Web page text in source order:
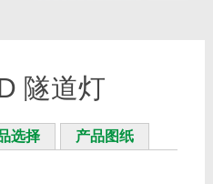
隧道灯
选择 产品图纸